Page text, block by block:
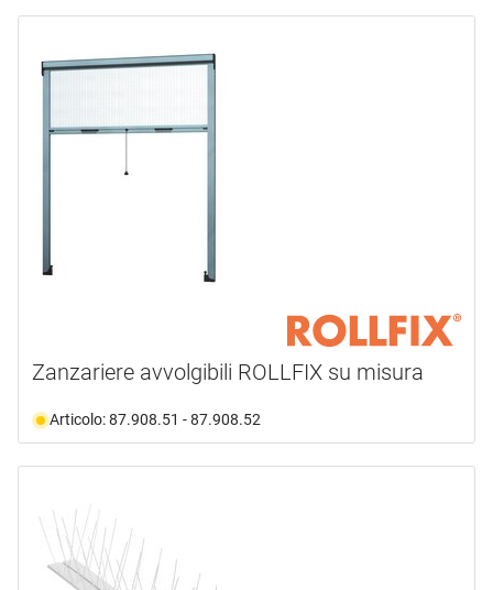
Zanzariere avvolgibili ROLLFIX su misura
Articolo: 87.908.51 - 87.908.52